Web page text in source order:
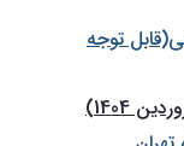
توجه